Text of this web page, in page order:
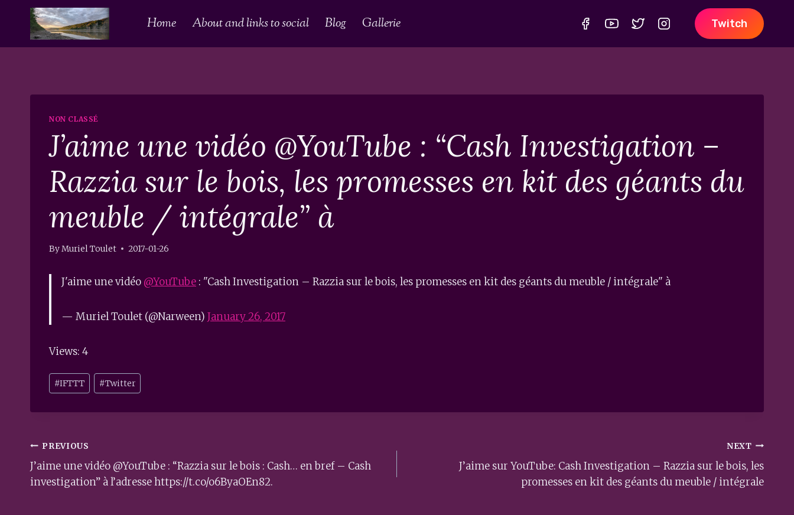
content
Home About and links to social Blog Gallerie Twitch
NON CLASSÉ
J’aime une vidéo @YouTube : “Cash Investigation –
Razzia sur le bois, les promesses en kit des géants du
meuble / intégrale” à
ByMuriel Toulet 2017-01-26
J'aime une vidéo @YouTube : "Cash Investigation – Razzia sur le bois, les promesses en kit des géants du meuble / intégrale" à
— Muriel Toulet (@Narween) January 26, 2017
Views: 4
Post
Tags:
#IFTTT #Twitter
Post
navigation
PREVIOUS
J’aime une vidéo @YouTube : “Razzia sur le bois : Cash… en bref – Cash
investigation” à l’adresse https://t.co/o6ByaOEn82.
NEXT
J’aime sur YouTube: Cash Investigation – Razzia sur le bois, les
promesses en kit des géants du meuble / intégrale